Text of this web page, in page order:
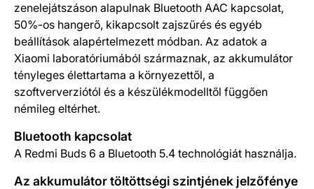
zenelejátszáson alapulnak Bluetooth AAC kapcsolat,
50%-os hangerő, kikapcsolt zajszűrés és egyéb
beállítások alapértelmezett módban. Az adatok a
Xiaomi laboratóriumából származnak, az akkumulátor
tényleges élettartama a környezettől, a
szoftververziótól és a készülékmodelltől függően
némileg eltérhet.
Bluetooth kapcsolat
A Redmi Buds 6 a Bluetooth 5.4 technológiát használja.
Az akkumulátor töltöttségi szintjének jelzőfénye